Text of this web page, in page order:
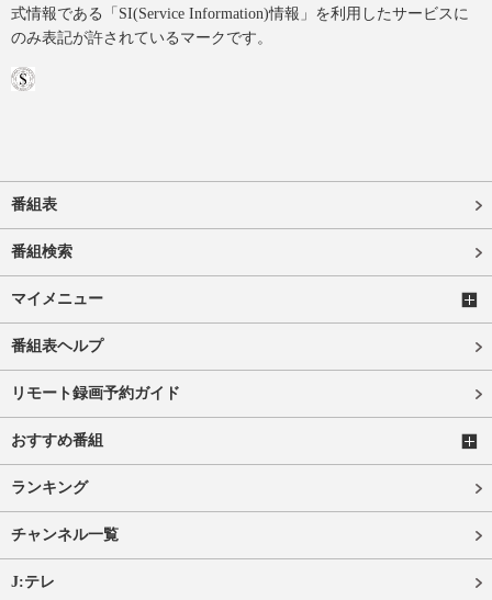
式情報である「SI(Service Information)情報」を利用したサービスに
のみ表記が許されているマークです。
番組表
番組検索
マイメニュー
番組表ヘルプ
リモート録画予約ガイド
おすすめ番組
ランキング
チャンネル一覧
J:テレ